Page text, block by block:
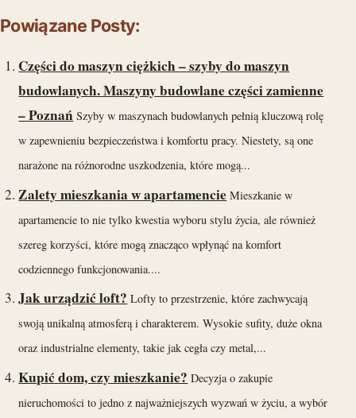
Powiązane Posty:
Części do maszyn ciężkich – szyby do maszyn
budowlanych. Maszyny budowlane części zamienne
– Poznań Szyby w maszynach budowlanych pełnią kluczową rolę
w zapewnieniu bezpieczeństwa i komfortu pracy. Niestety, są one
narażone na różnorodne uszkodzenia, które mogą...
Zalety mieszkania w apartamencie Mieszkanie w
apartamencie to nie tylko kwestia wyboru stylu życia, ale również
szereg korzyści, które mogą znacząco wpłynąć na komfort
codziennego funkcjonowania....
Jak urządzić loft? Lofty to przestrzenie, które zachwycają
swoją unikalną atmosferą i charakterem. Wysokie sufity, duże okna
oraz industrialne elementy, takie jak cegła czy metal,...
Kupić dom, czy mieszkanie? Decyzja o zakupie
nieruchomości to jedno z najważniejszych wyzwań w życiu, a wybór